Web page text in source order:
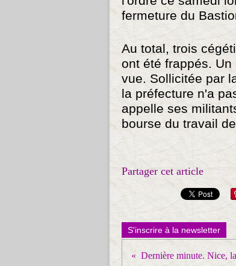
fermeture du
Au total, trois
ont été frappés.
vue. Sollicitée par
la préfecture n'a
appelle ses
bourse du travail
Partager cet article
S'inscrire à la newsletter